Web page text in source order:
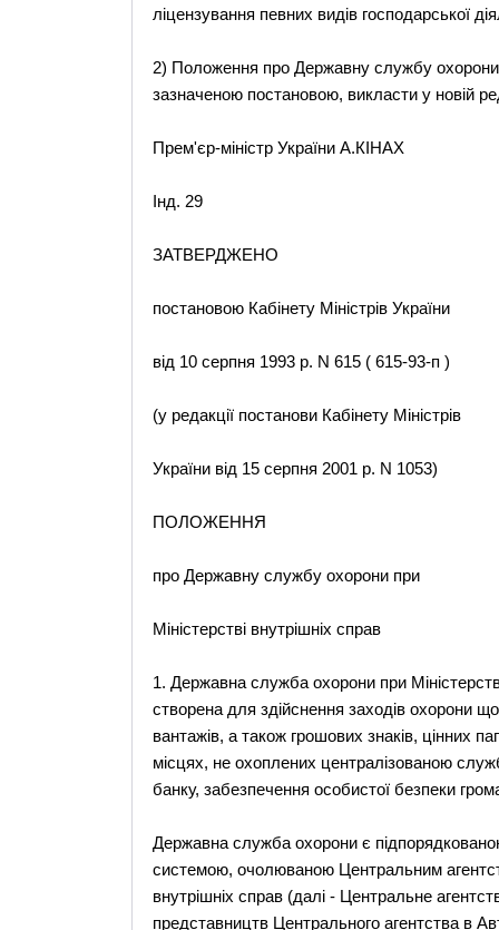
ліцензування певних видів господарської
2) Положення про Державну службу охорони
зазначеною постановою, викласти у новій
Прем'єр-міністр України А.КІНАХ
Інд. 29
ЗАТВЕРДЖЕНО
постановою Кабінету Міністрів України
від 10 серпня 1993 р. N 615 ( 615-93-п )
(у редакції постанови Кабінету Міністрів
України від 15 серпня 2001 р. N 1053)
ПОЛОЖЕННЯ
про Державну службу охорони при
Міністерстві внутрішніх справ
1. Державна служба охорони при
створена для здійснення заходів охорони
вантажів, а також грошових знаків, цінних
місцях, не охоплених централізованою
банку, забезпечення особистої безпеки
Державна служба охорони є
системою, очолюваною Центральним
внутрішніх справ (далі - Центральне
представництв Центрального агентства в